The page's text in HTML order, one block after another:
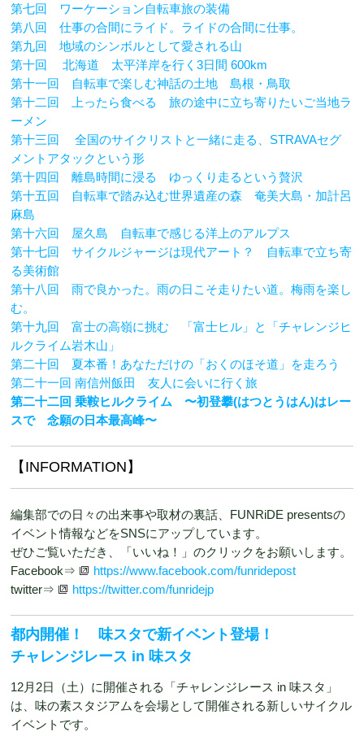
第七回 ワーケーション自転車旅の装備
第八回 仕事の合間にライド。ライドの合間に仕事。
第九回 地域のシンボルとして愛される山
第十回 北海道 太平洋岸を行く3日間 600km
第十一回 自転車で楽しむ神話の土地 島根・鳥取
第十二回 上ったら食べる 旅の途中に立ち寄りたいご当地ラ
ーメン
第十三回 全国のサイクリストと一緒に走る、STRAVAセグ
メントアタックという形
第十四回 離島時間に浸る ゆっくり走るという贅沢
第十五回 自転車で踏み込む世界遺産の森 奄美大島・加計呂
麻島
第十六回 屋久島 自転車で感じる洋上のアルプス
第十七回 サイクルジャージは現代アート？ 自転車で立ち寄
る美術館
第十八回 雨で良かった。雨の日こそ走りたい道。梅雨を楽し
む。
第十九回 富士の高嶺に挑む 「富士ヒル」と「チャレンジヒ
ルクライム岩木山」
第二十回 夏本番！あなただけの「おくのほそ道」を走ろう
第二十一回 南信州飯田 友人に会いに行く旅
第二十二回 乗鞍ヒルクライム 〜初登攀(はつとうはん)はレー
スで 念願の日本最高峰〜
【INFORMATION】
編集部での日々の出来事や取材の裏話、FUNRiDE presentsの
イベント情報などをSNSにアップしています。
ぜひご覧いただき、「いいね！」のクリックをお願いします。
Facebook⇒
https://www.facebook.com/funridepost
twitter⇒
https://twitter.com/funridejp
都内開催！ 味スタで新イベント登場！
チャレンジレース in 味スタ
12月2日（土）に開催される「チャレンジレース in 味スタ」
は、味の素スタジアムを会場として開催される新しいサイクル
イベントです。